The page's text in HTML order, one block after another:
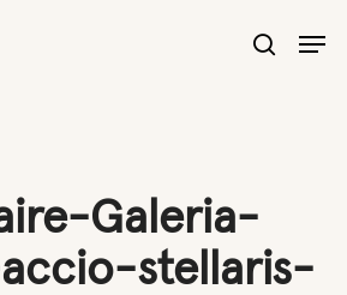
search
Galeria-
stellaris-